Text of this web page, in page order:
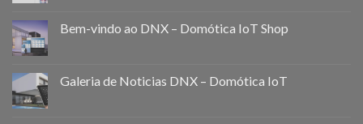
Bem-vindo ao DNX – Domótica IoT Shop
Galeria de Noticias DNX – Domótica IoT